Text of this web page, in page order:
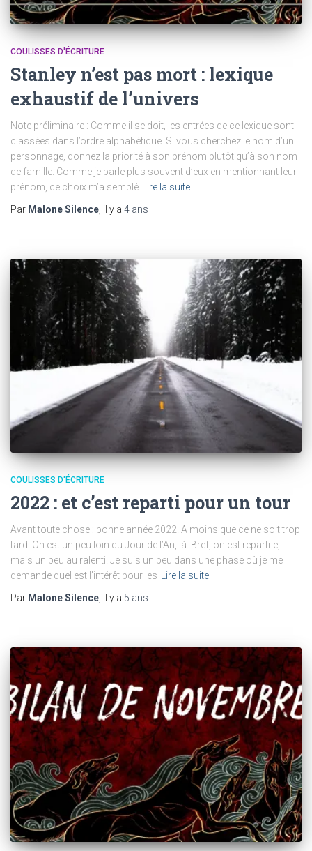
COULISSES D'ÉCRITURE
Stanley n’est pas mort : lexique
exhaustif de l’univers
Note préliminaire : Comme il se doit, les entrées de ce lexique sont
classées dans l’ordre alphabétique. Si vous cherchez le nom d’un
personnage, donnez la priorité à son prénom plutôt qu’à son nom
de famille. Comme je parle plus souvent d’eux en mentionnant leur
prénom, ce choix m’a semblé Lire la suite
Par Malone Silence , il y a 4 ans
COULISSES D'ÉCRITURE
2022 : et c’est reparti pour un tour
Avant toute chose : bonne année 2022. A moins que ce ne soit trop
tard. On est un peu loin du Jour de l’An, là. Bref, on est reparti-e,
mais un peu au ralenti. Je suis un peu dans une phase où je me
demande quel est l’intérêt pour les Lire la suite
Par Malone Silence, il y a 5 ans